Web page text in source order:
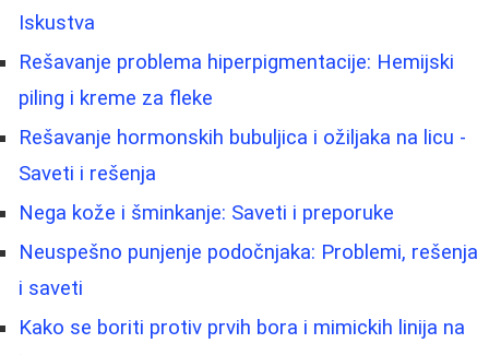
Iskustva
Rešavanje problema hiperpigmentacije: Hemijski
piling i kreme za fleke
Rešavanje hormonskih bubuljica i ožiljaka na licu -
Saveti i rešenja
Nega kože i šminkanje: Saveti i preporuke
Neuspešno punjenje podočnjaka: Problemi, rešenja
i saveti
Kako se boriti protiv prvih bora i mimickih linija na